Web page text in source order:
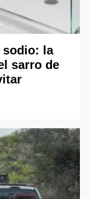
sodio: la
sarro de